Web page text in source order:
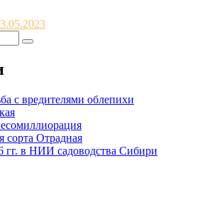
с вредителями облепихи
сорта Отрадная
в НИИ садоводства Сибири